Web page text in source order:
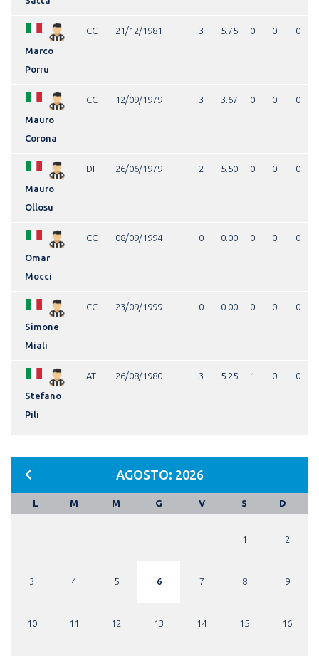
Marco
Porru
CC 21/12/1981 3 5.75 0 0 0
Mauro
Corona
CC 12/09/1979 3 3.67 0 0 0
Mauro
Ollosu
DF 26/06/1979 2 5.50 0 0 0
Omar
Mocci
CC 08/09/1994 0 0.00 0 0 0
Simone
Miali
CC 23/09/1999 0 0.00 0 0 0
Stefano
Pili
AT 26/08/1980 3 5.25 1 0 0
AGOSTO: 2026
L M M G V S D
1 2
3 4 5 6 7 8 9
10 11 12 13 14 15 16